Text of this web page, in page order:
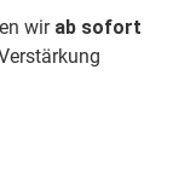
wir ab sofort